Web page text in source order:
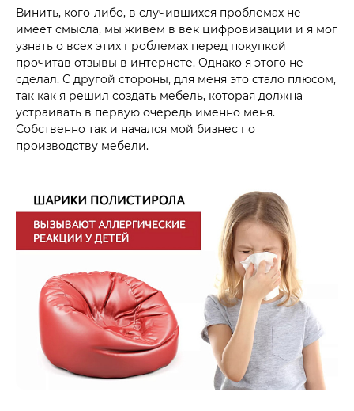
Винить, кого-либо, в случившихся проблемах не
имеет смысла, мы живем в век цифровизации и я мог
узнать о всех этих проблемах перед покупкой
прочитав отзывы в интернете. Однако я этого не
сделал. С другой стороны, для меня это стало плюсом,
так как я решил создать мебель, которая должна
устраивать в первую очередь именно меня.
Собственно так и начался мой бизнес по
производству мебели.